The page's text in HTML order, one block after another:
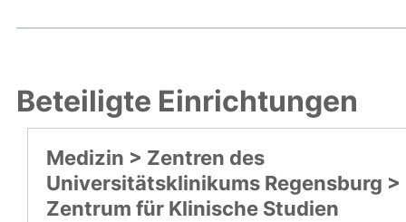
Beteiligte Einrichtungen
Medizin > Zentren des
Universitätsklinikums Regensburg >
Zentrum für Klinische Studien